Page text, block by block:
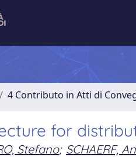
4 Contributo in Atti di
for
Stefano; SCHAERF,